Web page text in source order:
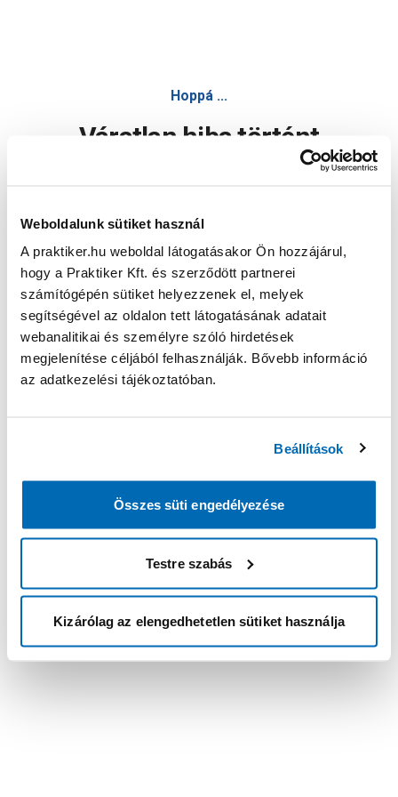
Weboldalunk sütiket használ
A praktiker.hu weboldal látogatásakor Ön hozzájárul,
hogy a Praktiker Kft. és szerződött partnerei
számítógépén sütiket helyezzenek el, melyek
segítségével az oldalon tett látogatásának adatait
webanalitikai és személyre szóló hirdetések
megjelenítése céljából felhasználják. Bővebb információ
az adatkezelési tájékoztatóban.
Beállítások
Összes süti engedélyezése
Testre szabás
Kizárólag az elengedhetetlen sütiket használja
Hoppá ...
Váratlan hiba történt
Oldal újratöltése